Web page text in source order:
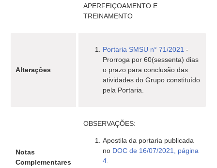
APERFEIÇOAMENTO E
TREINAMENTO
Alterações
Portaria SMSU n° 71/2021 -
Prorroga por 60(sessenta) dias
o prazo para conclusão das
atividades do Grupo constituído
pela Portaria.
Notas
Complementares
OBSERVAÇÕES:
Apostila da portaria publicada
no DOC de 16/07/2021, página
4